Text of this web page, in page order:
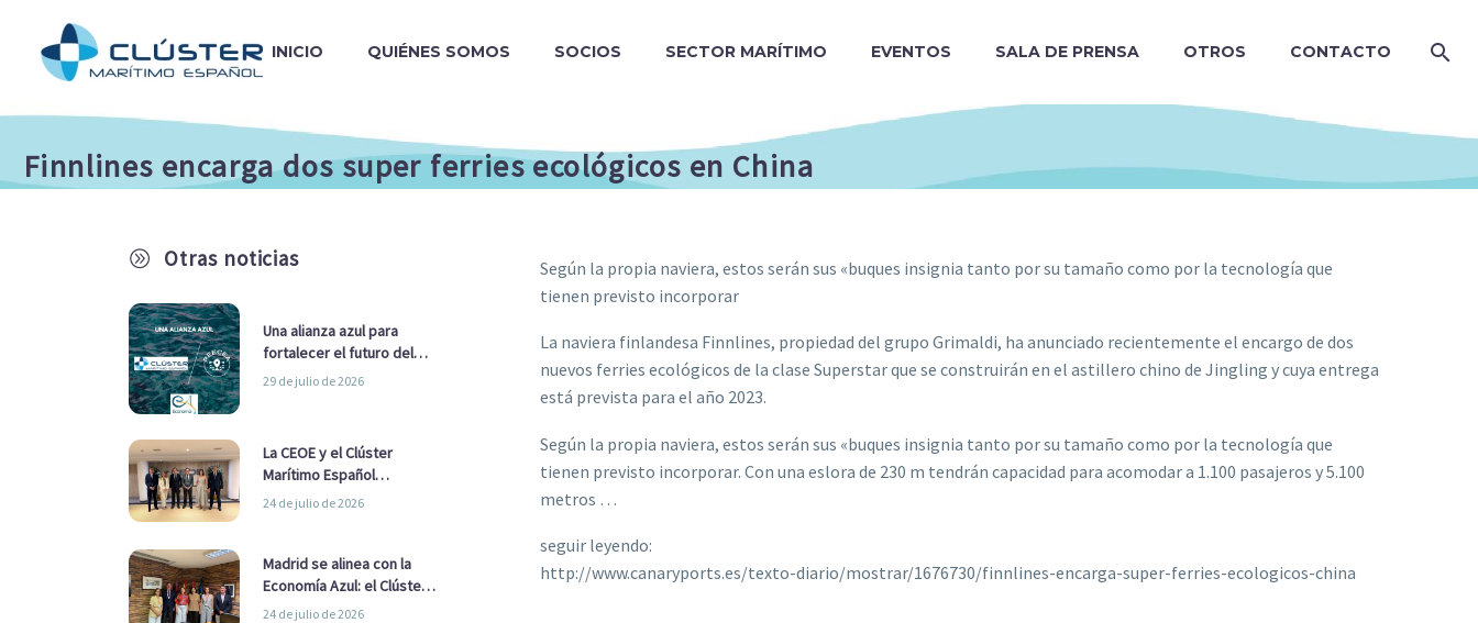
INICIO QUIÉNES SOMOS SOCIOS SECTOR MARÍTIMO EVENTOS SALA DE PRENSA OTROS CONTACTO
Finnlines encarga dos super ferries ecológicos en China
A Otras noticias
Una alianza azul para
fortalecer el futuro del
sector marítimo
29 de julio de 2026
La CEOE y el Clúster
Marítimo Español
refuerzan su alianza para
24 de julio de 2026
Madrid se alinea con la
Economía Azul: el Clúster
Marítimo Español y la Real
24 de julio de 2026
Según la propia naviera, estos serán sus «buques insignia tanto por su tamaño como por la tecnología que
tienen previsto incorporar
La naviera finlandesa Finnlines, propiedad del grupo Grimaldi, ha anunciado recientemente el encargo de dos
nuevos ferries ecológicos de la clase Superstar que se construirán en el astillero chino de Jingling y cuya entrega
está prevista para el año 2023.
Según la propia naviera, estos serán sus «buques insignia tanto por su tamaño como por la tecnología que
tienen previsto incorporar. Con una eslora de 230 m tendrán capacidad para acomodar a 1.100 pasajeros y 5.100
metros …
seguir leyendo:
http://www.canaryports.es/texto-diario/mostrar/1676730/finnlines-encarga-super-ferries-ecologicos-china